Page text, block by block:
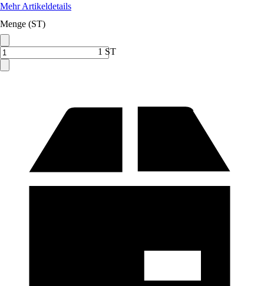
Mehr Artikeldetails
Menge (ST)
1 ST